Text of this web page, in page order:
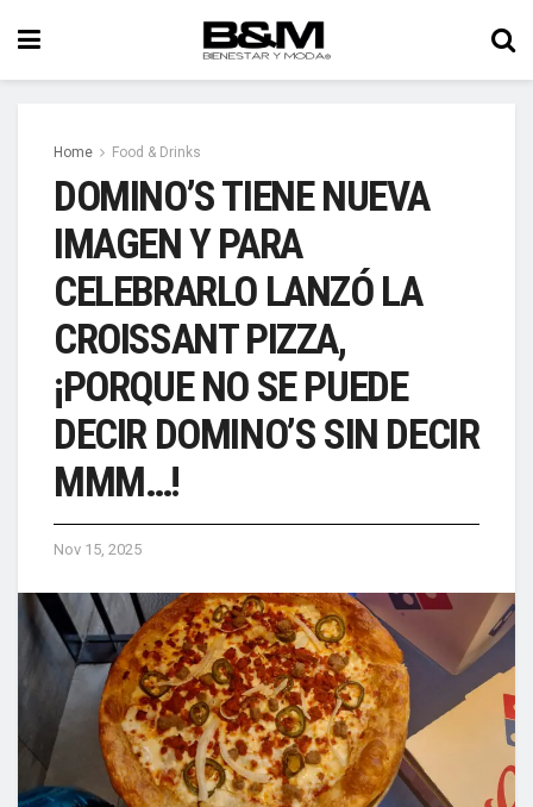
Home Food & Drinks
DOMINO’S TIENE NUEVA
IMAGEN Y PARA
CELEBRARLO LANZÓ LA
CROISSANT PIZZA,
¡PORQUE NO SE PUEDE
DECIR DOMINO’S SIN DECIR
MMM…!
Nov 15, 2025